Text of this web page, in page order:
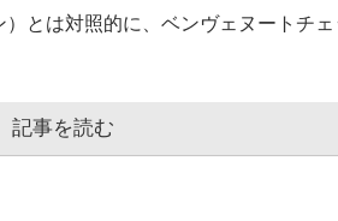
とは対照的に、ベンヴェヌートチ
記事を読む